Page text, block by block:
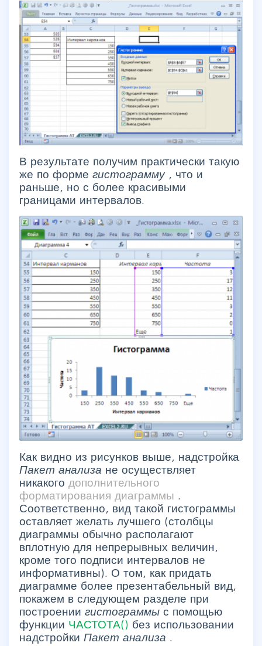
В результате получим практически такую
же по форме гистограмму , что и
раньше, но с более красивыми
границами интервалов.
Как видно из рисунков выше, надстройка
Пакет анализа не осуществляет
никакого дополнительного
форматирования диаграммы .
Соответственно, вид такой гистограммы
оставляет желать лучшего (столбцы
диаграммы обычно располагают
вплотную для непрерывных величин,
кроме того подписи интервалов не
информативны). О том, как придать
диаграмме более презентабельный вид,
покажем в следующем разделе при
построении гистограммы с помощью
функции ЧАСТОТА() без использовании
надстройки Пакет анализа .